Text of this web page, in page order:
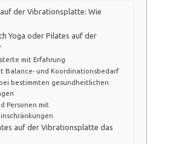
der Vibrationsplatte: Wie
Yoga oder Pilates auf der
mit Erfahrung
Balance- und Koordinationsbedarf
bestimmten gesundheitlichen
Personen mit
auf der Vibrationsplatte das